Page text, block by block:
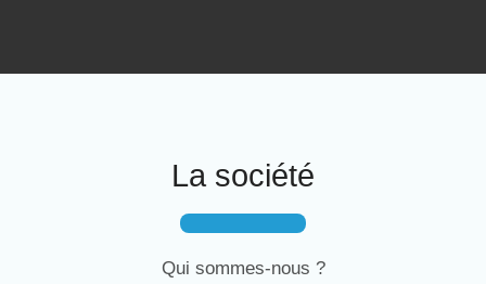
La société
Qui sommes-nous ?